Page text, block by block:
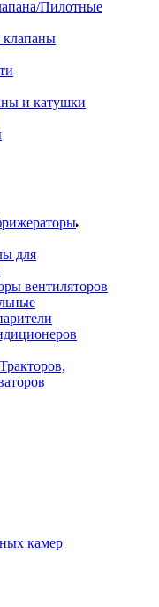
Пилотные
и катушки
для
вентиляторов
камер